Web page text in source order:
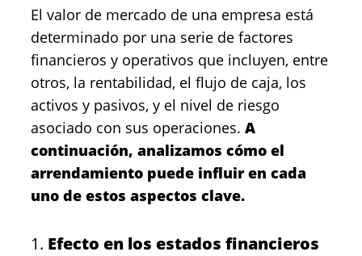
El valor de mercado de una empresa está
determinado por una serie de factores
financieros y operativos que incluyen, entre
otros, la rentabilidad, el flujo de caja, los
activos y pasivos, y el nivel de riesgo
asociado con sus operaciones. A
continuación, analizamos cómo el
arrendamiento puede influir en cada
uno de estos aspectos clave.
1. Efecto en los estados financieros